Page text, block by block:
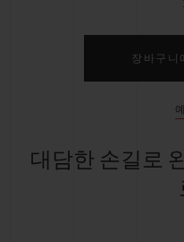
장바구니
대담한 손길로